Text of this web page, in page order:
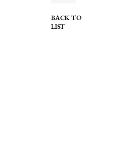
BACK TO
LIST